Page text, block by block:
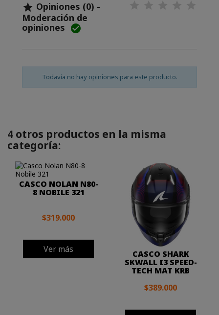
 Opiniones (0) -
Moderación de
opiniones 
Todavía no hay opiniones para este producto.
4 otros productos en la misma
categoría:
CASCO NOLAN N80-
8 NOBILE 321
$319.000
Ver más CASCO SHARK
SKWALL I3 SPEED-
TECH MAT KRB
$389.000